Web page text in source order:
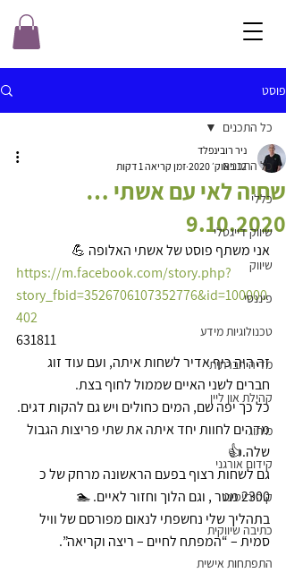
פוסט
כל התכנים
כללי
שיווק דייגטלי
שיווק
פיננסי
טכנולוגיות מידע
מדיה חברתית
קהילת און ליין
מיתוג
קידום אורגני
קופירייטינג
כתיבה שיווקית
התפתחות אישית
כל התכנים
שחיה לאי עם אשתי …
9.10.2020
ניר רובינפלד
12 באוק׳ 2020
זמן קריאה 1 דקות
אני משתף פוסט של אשתי האלופה 💪
https://m.facebook.com/story.php?
story_fbid=3526706107352776&id=100000
402
631811
זה היה כיף אדיר לשחות איתה, ועם עוד זוג
חברים לשני האיים שממול לחוף בצת.
כל כך יפה שם, המים כחולים ויש גם להקות דגים.
מדהים לחוות יחד איתה את שתי פריצות הגבול
שלה.👍
גם לשחות רצוף בפעם הראשונה מרחק של כ
2300 מטר , וגם הלוך וחזור לאיים. 🏊
בתהליך שלי נחשפתי לנאום מפורסם של וויל
סמית – “המפתח לחיים – ריצה וקריאה”.